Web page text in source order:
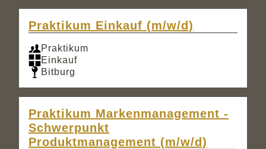
Praktikum Einkauf (m/w/d)
Praktikum
Einkauf
Bitburg
Praktikum Markenmanagement -
Schwerpunkt
Produktmanagement (m/w/d)